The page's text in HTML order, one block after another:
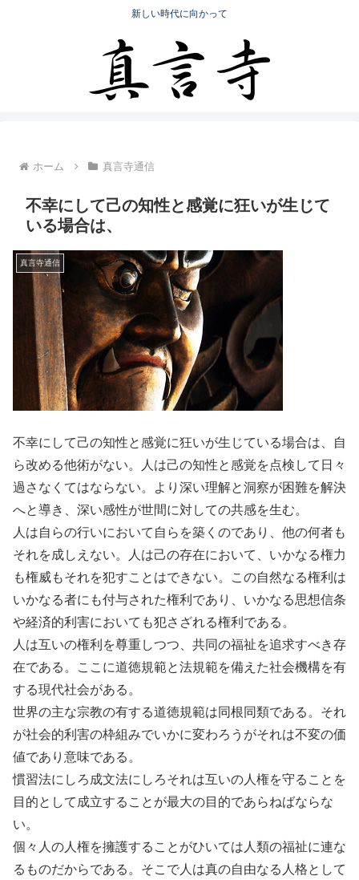
新しい時代に向かって
ホーム 真言寺通信
不幸にして己の知性と感覚に狂いが生じて
いる場合は、
真言寺通信
不幸にして己の知性と感覚に狂いが生じている場合は、自
ら改める他術がない。人は己の知性と感覚を点検して日々
過さなくてはならない。より深い理解と洞察が困難を解決
へと導き、深い感性が世間に対しての共感を生む。
人は自らの行いにおいて自らを築くのであり、他の何者も
それを成しえない。人は己の存在において、いかなる権力
も権威もそれを犯すことはできない。この自然なる権利は
いかなる者にも付与された権利であり、いかなる思想信条
や経済的利害においても犯さざれる権利である。
人は互いの権利を尊重しつつ、共同の福祉を追求すべき存
在である。ここに道徳規範と法規範を備えた社会機構を有
する現代社会がある。
世界の主な宗教の有する道徳規範は同根同類である。それ
が社会的利害の枠組みでいかに変わろうがそれは不変の価
値であり意味である。
慣習法にしろ成文法にしろそれは互いの人権を守ることを
目的として成立することが最大の目的であらねばならな
い。
個々人の人権を擁護することがひいては人類の福祉に連な
るものだからである。そこで人は真の自由なる人格として